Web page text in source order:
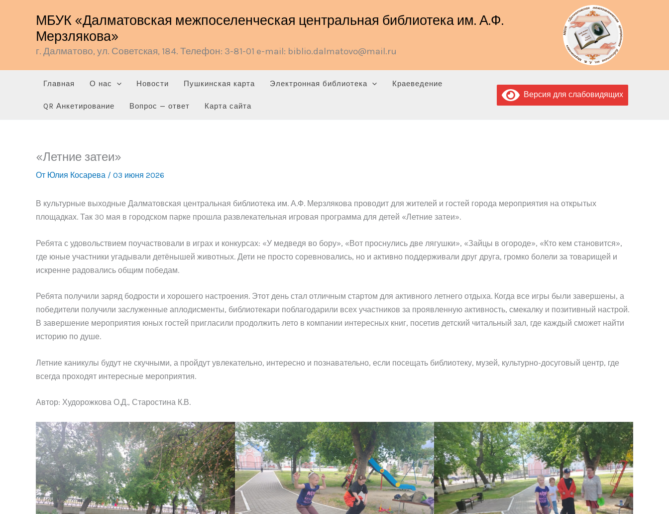
содержимому
МБУК «Далматовская межпоселенческая центральная библиотека им. А.Ф.
Мерзлякова»
г. Далматово, ул. Советская, 184. Телефон: 3-81-01 e-mail: biblio.dalmatovo@mail.ru
Главная О нас Новости Пушкинская карта Электронная библиотека Краеведение
QR Анкетирование Вопрос — ответ Карта сайта
Версия для слабовидящих
«Летние затеи»
От Юлия Косарева / 03 июня 2026
В культурные выходные Далматовская центральная библиотека им. А.Ф. Мерзлякова проводит для жителей и гостей города мероприятия на открытых
площадках. Так 30 мая в городском парке прошла развлекательная игровая программа для детей «Летние затеи».
Ребята с удовольствием поучаствовали в играх и конкурсах: «У медведя во бору», «Вот проснулись две лягушки», «Зайцы в огороде», «Кто кем становится»,
где юные участники угадывали детёнышей животных. Дети не просто соревновались, но и активно поддерживали друг друга, громко болели за товарищей и
искренне радовались общим победам.
Ребята получили заряд бодрости и хорошего настроения. Этот день стал отличным стартом для активного летнего отдыха. Когда все игры были завершены, а
победители получили заслуженные аплодисменты, библиотекари поблагодарили всех участников за проявленную активность, смекалку и позитивный настрой.
В завершение мероприятия юных гостей пригласили продолжить лето в компании интересных книг, посетив детский читальный зал, где каждый сможет найти
историю по душе.
Летние каникулы будут не скучными, а пройдут увлекательно, интересно и познавательно, если посещать библиотеку, музей, культурно-досуговый центр, где
всегда проходят интересные мероприятия.
Автор: Худорожкова О.Д., Старостина К.В.